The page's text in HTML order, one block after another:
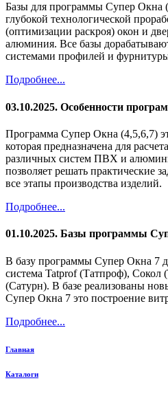
Базы для программы Супер Окна
глубокой технологической
(оптимизации раскроя) окон и
алюминия. Все базы
системами профилей и
Подробнее...
03.10.2025. Особенности
Программа Супер Окна (4,5,6,7)
которая предназначена для
различных систем ПВХ и
позволяет решать практические
все этапы производства изделий.
Подробнее...
01.10.2025. Базы программы
В базу программы Супер Окна 7
система Tatprof (Татпроф),
(Сатурн). В базе реализованы
Супер Окна 7 это построение
Подробнее...
Главная
Каталоги